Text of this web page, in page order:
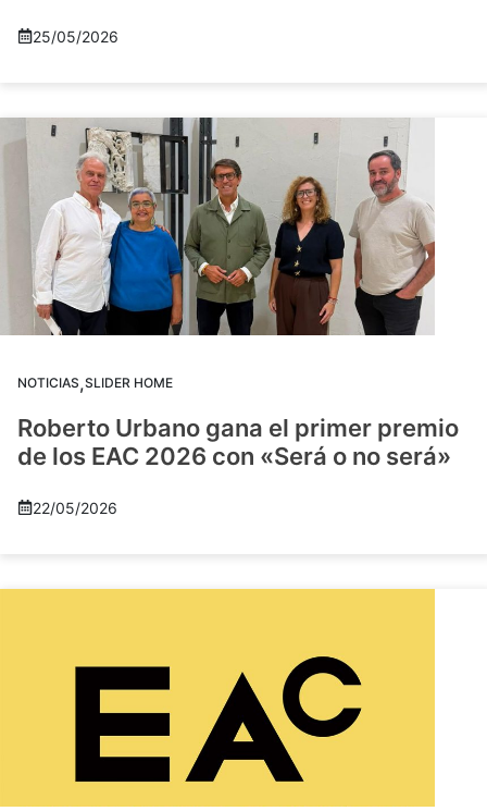
25/05/2026
NOTICIAS,SLIDER HOME
Roberto Urbano gana el primer premio
de los EAC 2026 con «Será o no será»
22/05/2026